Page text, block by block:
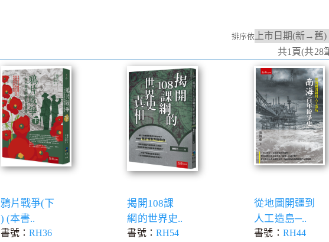
排序依
共1頁(共28
鴉片戰爭(下
) (本書..
書號： RH36
揭開108課
綱的世界史..
書號： RH54
從地圖開疆到
人工造島─..
書號： RH44